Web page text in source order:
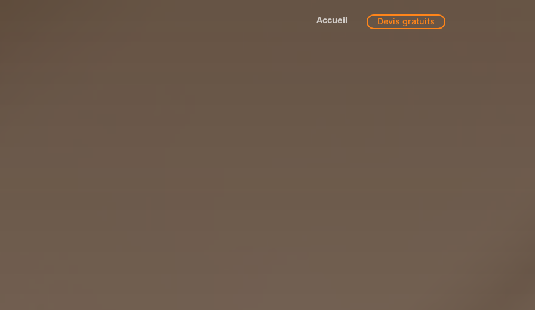
Accueil Devis gratuits